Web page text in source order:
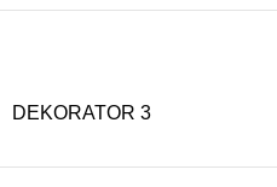
DEKORATOR 3